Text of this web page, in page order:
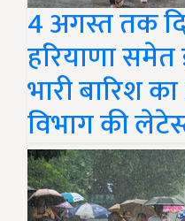
4 अगस्त तक
हरियाणा समेत
भारी बारिश
विभाग की